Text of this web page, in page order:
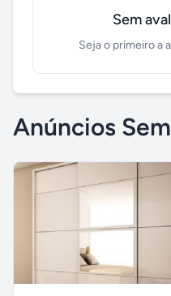
Sem
Seja o primeiro a
Anúncios